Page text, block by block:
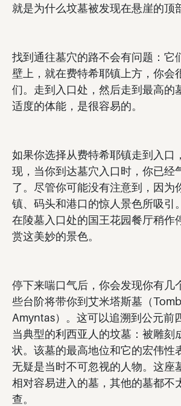
就是为什么坟墓被发现在悬崖的顶
找到通往墓穴的路不会有问题：它
壁上，就在费特希耶镇上方，你会
们。走到入口处，然后走到最高的
适度的体能，是很容易的。
如果你选择从费特希耶镇走到入口
现，当你到达墓穴入口时，你已经
了。尽管你可能没有注意到，因为
镇、码头和港口的惊人景色所吸引
在陵墓入口处的国王花园餐厅稍作
赏这美妙的景色。
停下来喘口气后，你会发现你有几
些台阶将带你到艾米塔斯墓（
Amyntas）。这可以追溯到公元前
当典型的利西亚人的坟墓：被雕刻
状。该墓的最高地位和它的宏伟性
无疑是当时不可忽视的人物。这座
相对容易进入的墓，其他的墓都不
查。